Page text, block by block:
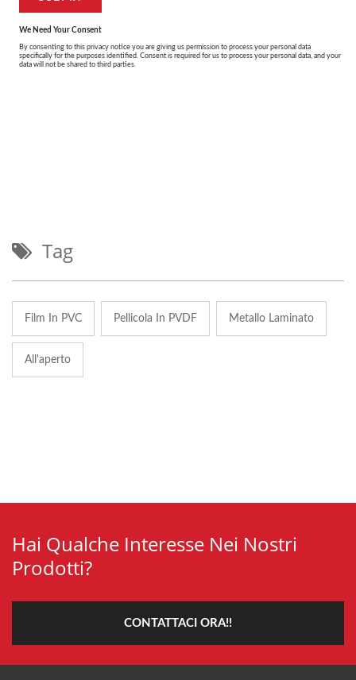
Tag
Film In PVC Pellicola In PVDF Metallo Laminato
All'aperto
Hai Qualche Interesse Nei Nostri
Prodotti?
CONTATTACI ORA!!